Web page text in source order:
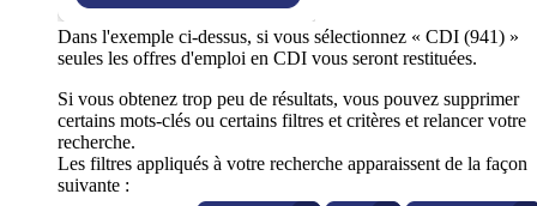
Dans l'exemple ci-dessus, si vous sélectionnez « CDI (941) »
seules les offres d'emploi en CDI vous seront restituées.
Si vous obtenez trop peu de résultats, vous pouvez supprimer
certains mots-clés ou certains filtres et critères et relancer votre
recherche.
Les filtres appliqués à votre recherche apparaissent de la façon
suivante :